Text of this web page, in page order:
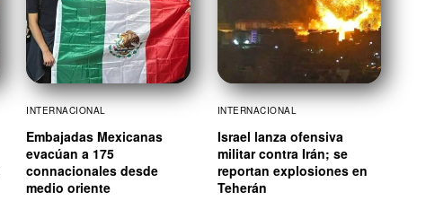
INTERNACIONAL
Embajadas Mexicanas
evacúan a 175
connacionales desde
medio oriente
INTERNACIONAL
Israel lanza ofensiva
militar contra Irán; se
reportan explosiones en
Teherán